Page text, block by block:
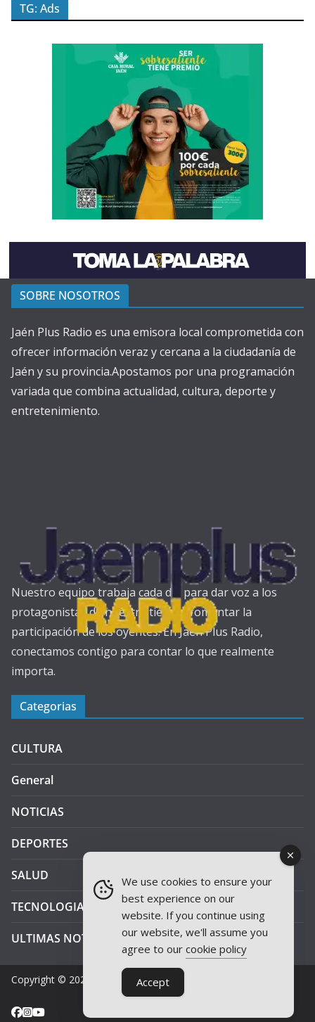
TG: Ads
SOBRE NOSOTROS
Jaén Plus Radio es una emisora local comprometida con
ofrecer información veraz y cercana a la ciudadanía de
Jaén y su provincia.Apostamos por una programación
variada que combina actualidad, cultura, deporte y
entretenimiento.
Nuestro equipo trabaja cada día para dar voz a los
protagonistas de nuestra tierra y fomentar la
participación de los oyentes. En Jaén Plus Radio,
conectamos contigo para contar lo que realmente
importa.
Categorias
CULTURA
General
NOTICIAS
DEPORTES
SALUD
TECNOLOGIA
ULTIMAS NOTICIAS
Copyright © 2026 JAEN PLUS RADIO
We use cookies to ensure your
best experience on our
website. If you continue using
our website, we'll assume you
agree to our cookie policy
Accept